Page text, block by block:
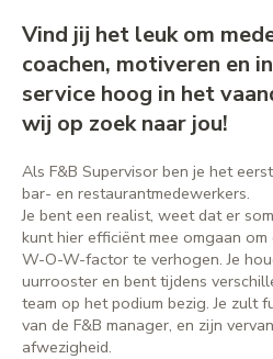
Vind jij het leuk om
coachen, motiveren en
service hoog in het
wij op zoek naar jou!
Als F&B Supervisor ben je het
bar- en restaurantmedewerkers.
Je bent een realist, weet dat er
kunt hier efficiënt mee omgaan om
W-O-W-factor te verhogen. Je
uurrooster en bent tijdens
team op het podium bezig. Je zult
van de F&B manager, en zijn
afwezigheid.